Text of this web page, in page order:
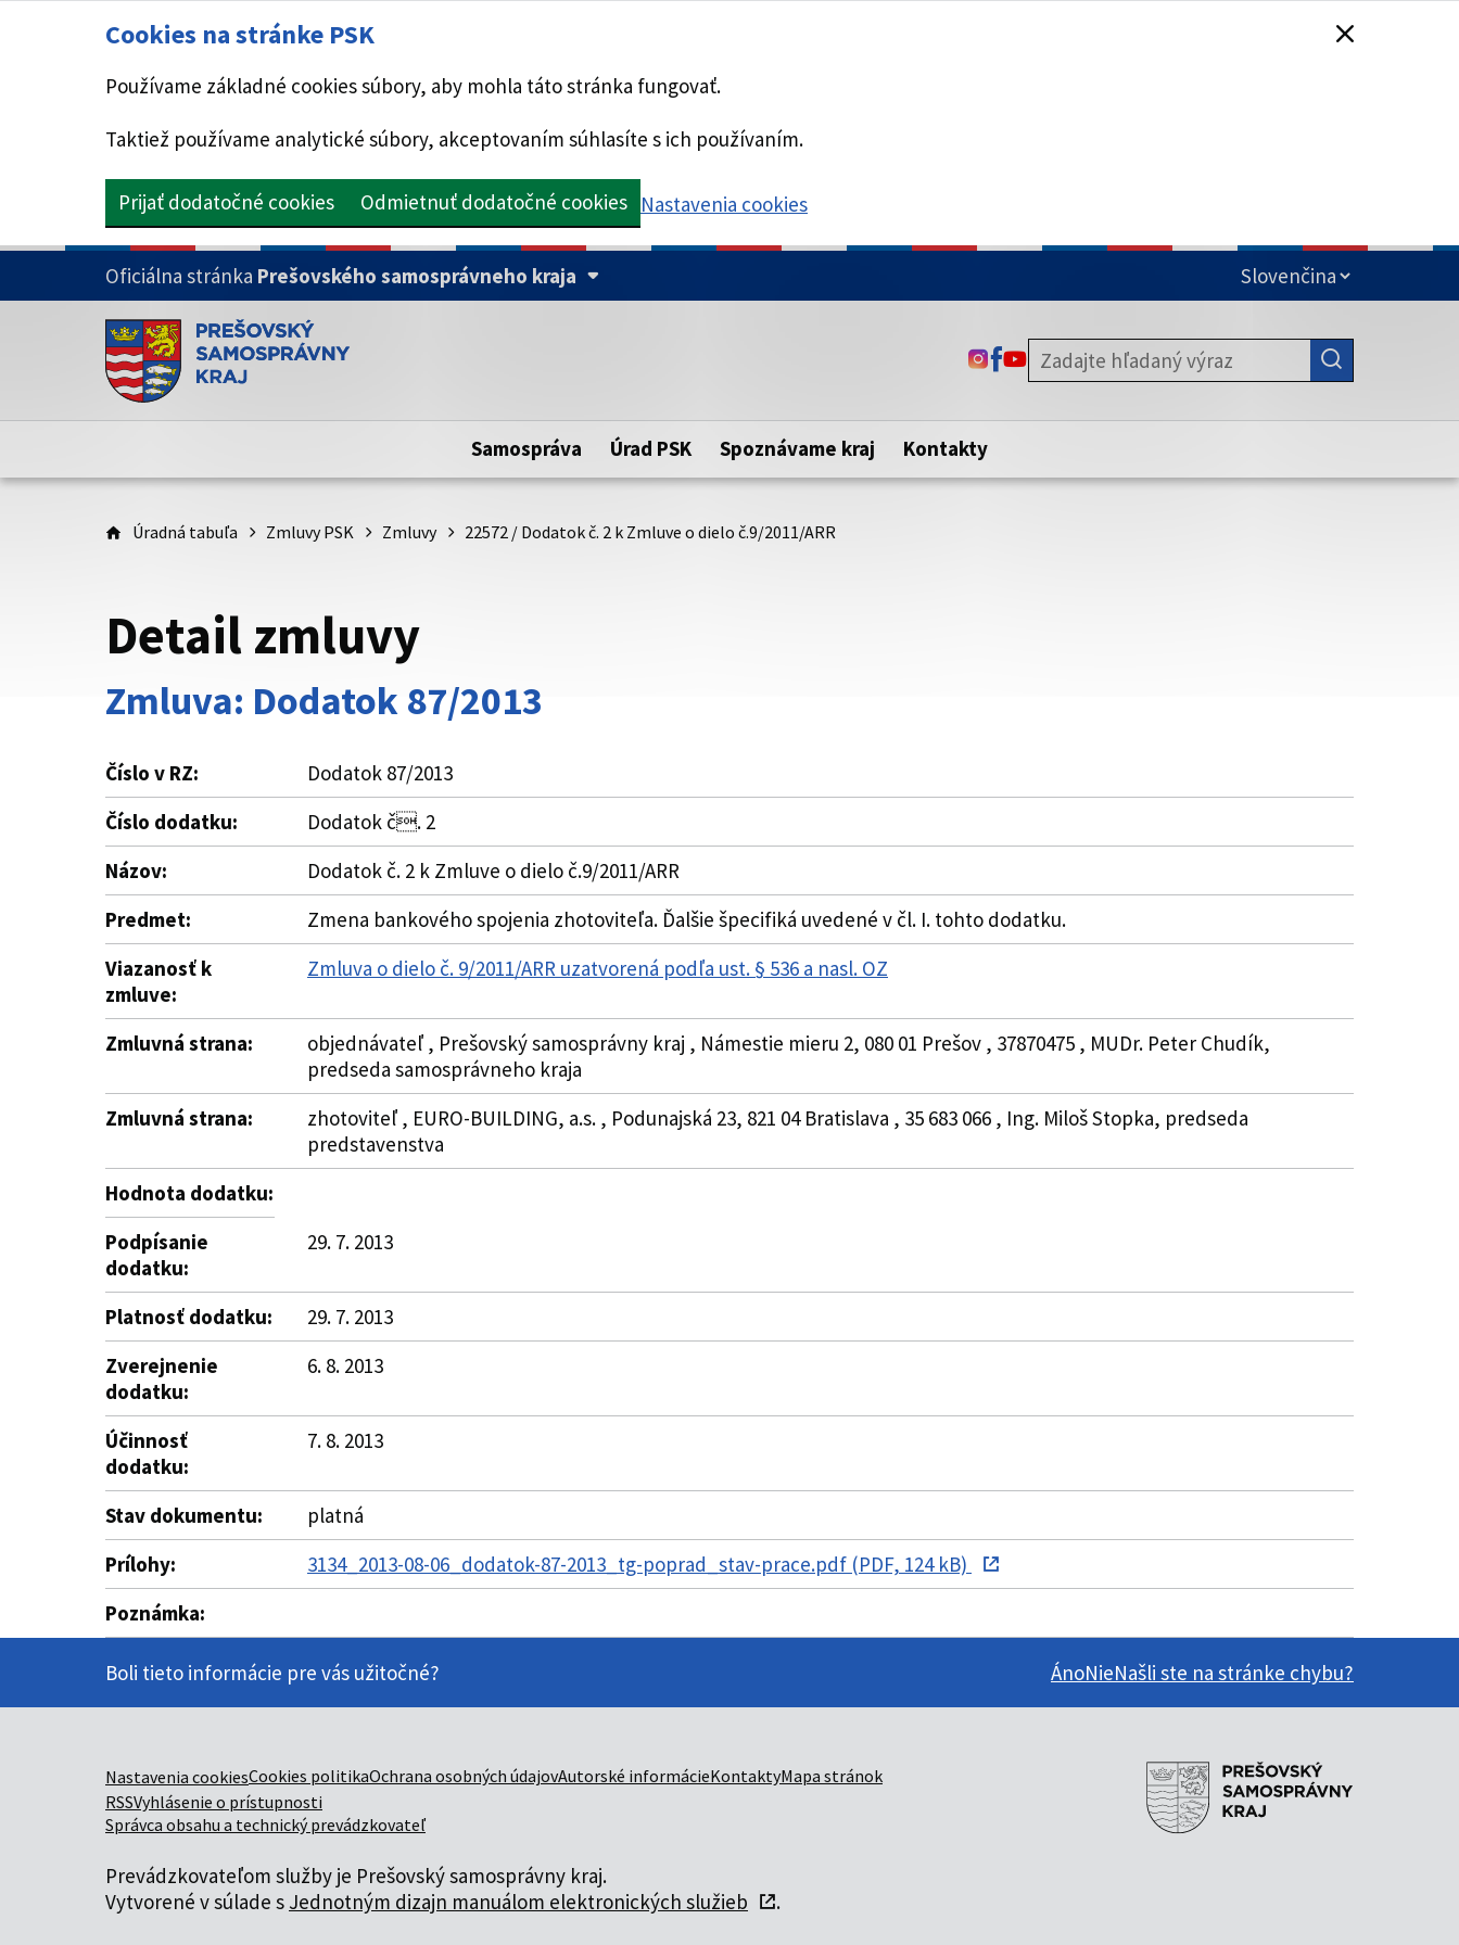
Cookies na stránke PSK
Používame základné cookies súbory, aby mohla táto stránka fungovať.
Taktiež používame analytické súbory, akceptovaním súhlasíte s ich používaním.
Prijať dodatočné cookies Odmietnuť dodatočné cookies Nastavenia cookies
PRESKOČIŤ NA HLAVNÝ OBSAH
Oficiálna stránka Prešovského samosprávneho kraja
Doména psk.sk je oficiálna
Toto je oficiálna webová stránka Prešovského samosprávneho kraja.
Táto stránka je zabezpečená
zabezpečenú webovú stránku. Zabezpečená stránka vždy začína
https:// pred názvom domény webového sídla.
ODKAZ SA OTVORÍ NA NOVEJ KARTE
ODKAZ SA OTVORÍ NA NOVEJ KARTE
ODKAZ SA OTVORÍ NA NOVEJ KARTE
Samospráva Úrad PSK Spoznávame kraj Kontakty
Úradná tabuľa Zmluvy PSK Zmluvy 22572 / Dodatok č. 2 k Zmluve o dielo č.9/2011/ARR
Detail zmluvy
Zmluva: Dodatok 87/2013
Číslo v RZ:
Dodatok 87/2013
Číslo dodatku:
Dodatok č. 2
Názov:
Dodatok č. 2 k Zmluve o dielo č.9/2011/ARR
Predmet:
Zmena bankového spojenia zhotoviteľa. Ďalšie špecifiká uvedené v čl. I. tohto dodatku.
Viazanosť k
zmluve:
Zmluva o dielo č. 9/2011/ARR uzatvorená podľa ust. § 536 a nasl. OZ
Zmluvná strana:
objednávateľ , Prešovský samosprávny kraj , Námestie mieru 2, 080 01 Prešov , 37870475 , MUDr. Peter Chudík,
predseda samosprávneho kraja
Zmluvná strana:
zhotoviteľ , EURO-BUILDING, a.s. , Podunajská 23, 821 04 Bratislava , 35 683 066 , Ing. Miloš Stopka, predseda
predstavenstva
Hodnota dodatku:
Podpísanie
dodatku:
29. 7. 2013
Platnosť dodatku:
29. 7. 2013
Zverejnenie
dodatku:
6. 8. 2013
Účinnosť
dodatku:
7. 8. 2013
Stav dokumentu:
platná
Prílohy:
3134_2013-08-06_dodatok-87-2013_tg-poprad_stav-prace.pdf (PDF, 124 kB)
Poznámka:
Boli tieto informácie pre vás užitočné? ÁnoNieNašli ste na stránke chybu?
Nastavenia cookiesCookies politikaOchrana osobných údajovAutorské informácieKontaktyMapa stránok
RSSVyhlásenie o prístupnosti
Správca obsahu a technický prevádzkovateľ
Prevádzkovateľom služby je Prešovský samosprávny kraj.
Vytvorené v súlade s Jednotným dizajn manuálom elektronických služieb .